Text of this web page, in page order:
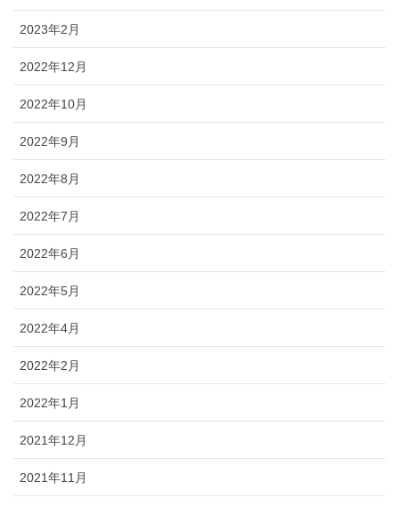
2023年2月
2022年12月
2022年10月
2022年9月
2022年8月
2022年7月
2022年6月
2022年5月
2022年4月
2022年2月
2022年1月
2021年12月
2021年11月